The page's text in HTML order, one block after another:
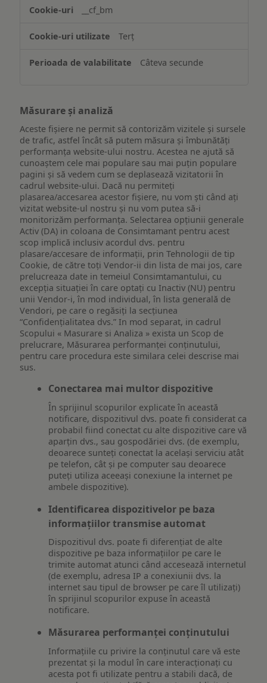
ului
__cf_bm
Terț
Câteva secunde
Măsurare și analiză
Aceste fișiere ne permit să contorizăm vizitele și sursele
de trafic, astfel încât să putem măsura și îmbunătăți
performanța website-ului nostru. Acestea ne ajută să
cunoaștem cele mai populare sau mai puțin populare
pagini și să vedem cum se deplasează vizitatorii în
cadrul website-ului. Dacă nu permiteți
plasarea/accesarea acestor fișiere, nu vom ști când ați
vizitat website-ul nostru și nu vom putea să-i
monitorizăm performanța. Selectarea opțiunii generale
Activ (DA) in coloana de Consimtamant pentru acest
scop implică inclusiv acordul dvs. pentru
plasare/accesare de informații, prin Tehnologii de tip
Cookie, de către toți Vendor-ii din lista de mai jos, care
prelucreaza date in temeiul Consimtamantului, cu
excepția situației în care optați cu Inactiv (NU) pentru
unii Vendor-i, în mod individual, în lista generală de
Vendori, pe care o regăsiți la secțiunea
“Confidențialitatea dvs.” In mod separat, in cadrul
Scopului « Masurare si Analiza » exista un Scop de
prelucrare, Măsurarea performanței conținutului,
pentru care procedura este similara celei descrise mai
sus.
Conectarea mai multor dispozitive
În sprijinul scopurilor explicate în această
notificare, dispozitivul dvs. poate fi considerat ca
probabil fiind conectat cu alte dispozitive care vă
aparțin dvs., sau gospodăriei dvs. (de exemplu,
deoarece sunteți conectat la același serviciu atât
pe telefon, cât și pe computer sau deoarece
puteți utiliza aceeași conexiune la internet pe
ambele dispozitive).
Identificarea dispozitivelor pe baza
informațiilor transmise automat
Dispozitivul dvs. poate fi diferențiat de alte
dispozitive pe baza informațiilor pe care le
trimite automat atunci când accesează internetul
(de exemplu, adresa IP a conexiunii dvs. la
internet sau tipul de browser pe care îl utilizați)
în sprijinul scopurilor expuse în această
notificare.
Măsurarea performanței conținutului
Informațiile cu privire la conținutul care vă este
prezentat și la modul în care interacționați cu
acesta pot fi utilizate pentru a stabili dacă, de